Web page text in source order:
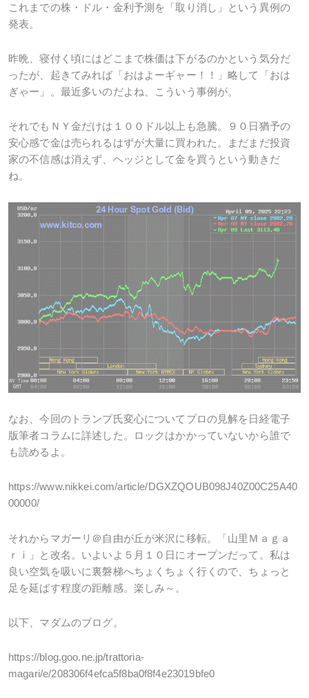
これまでの株・ドル・金利予測を「取り消し」という異例の
発表。
昨晩、寝付く頃にはどこまで株価は下がるのかという気分だ
ったが、起きてみれば「おはよーギャー！！」略して「おは
ぎゃー」。最近多いのだよね、こういう事例が。
それでもＮＹ金だけは１００ドル以上も急騰。９０日猶予の
安心感で金は売られるはずが大量に買われた。まだまだ投資
家の不信感は消えず、ヘッジとして金を買うという動きだ
ね。
なお、今回のトランプ氏変心についてプロの見解を日経電子
版筆者コラムに詳述した。ロックはかかっていないから誰で
も読めるよ。
https://www.nikkei.com/article/DGXZQOUB098J40Z00C25A40
00000/
それからマガーリ＠自由が丘が米沢に移転。「山里Ｍａｇａ
ｒｉ」と改名。いよいよ５月１０日にオープンだって。私は
良い空気を吸いに裏磐梯へちょくちょく行くので、ちょっと
足を延ばす程度の距離感。楽しみ～。
以下、マダムのブログ。
https://blog.goo.ne.jp/trattoria-
magari/e/208306f4efca5f8ba0f8f4e23019bfe0